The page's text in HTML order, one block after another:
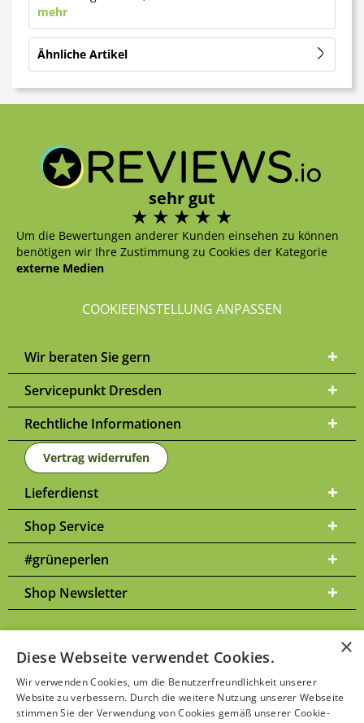
mehr
Ähnliche Artikel
sehr gut
Um die Bewertungen anderer Kunden einsehen zu können
benötigen wir Ihre Zustimmung zu Cookies der Kategorie
externe Medien
COOKIEEINSTELLUNG ANPASSEN
Wir beraten Sie gern
Servicepunkt Dresden
Rechtliche Informationen
Vertrag widerrufen
Lieferdienst
Shop Service
#grüneperlen
Shop Newsletter
* Alle Preise inkl. gesetzl. Mehrwertsteuer zzgl. Versandkosten
ggf. Nachnahmegebühren, wenn nicht anders beschrieben | Bitte
beachten Sie unsereDatenschutzerklärung
×
Diese Webseite verwendet Cookies.
Wir verwenden Cookies, um die Benutzerfreundlichkeit unserer
Website zu verbessern. Durch die weitere Nutzung unserer Webseite
stimmen Sie der Verwendung von Cookies gemäß unserer Cookie-